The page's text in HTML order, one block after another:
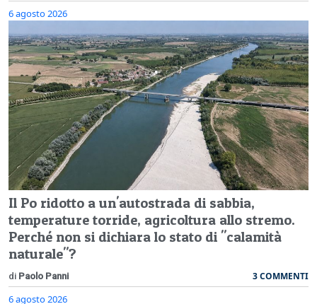
6 agosto 2026
Il Po ridotto a un'autostrada di sabbia,
temperature torride, agricoltura allo stremo.
Perché non si dichiara lo stato di "calamità
naturale"?
di Paolo Panni 3 COMMENTI
6 agosto 2026